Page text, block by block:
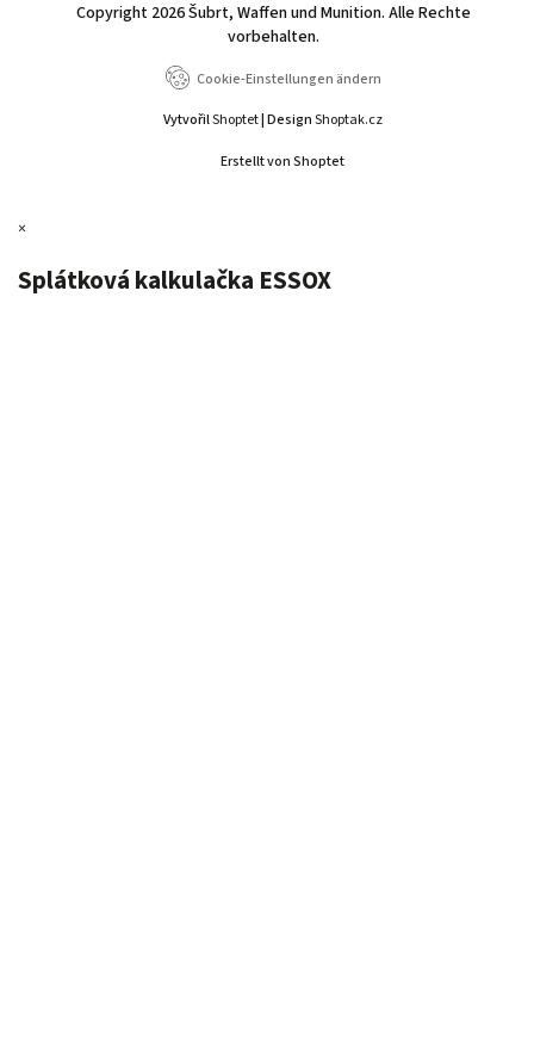
Erstellt von Shoptet
Copyright 2026Šubrt, Waffen und Munition. Alle Rechte
vorbehalten.
Cookie-Einstellungen ändern
VytvořilShoptet | DesignShoptak.cz
×
Splátková kalkulačka ESSOX